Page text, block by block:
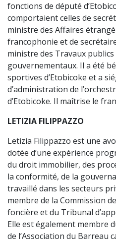
fonctions de député
comportaient celles de
ministre des Affaires
francophonie et de
ministre des Travaux publics
gouvernementaux. Il a été
sportives d’Etobicoke et a
d’administration de
d’Etobicoke. Il maîtrise le
LETIZIA FILIPPAZZO
Letizia Filippazzo est une
dotée d’une expérience
du droit immobilier, des
la conformité, de la
travaillé dans les secteurs
membre de la Commission
foncière et du Tribunal
Elle est également membre
de l’Association du Barreau